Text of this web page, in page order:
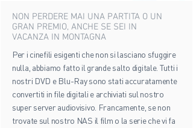
NON PERDERE MAI UNA PARTITA O UN
GRAN PREMIO, ANCHE SE SEI IN
VACANZA IN MONTAGNA
Per i cinefili esigenti che non si lasciano sfuggire
nulla, abbiamo fatto il grande salto digitale. Tutti i
nostri DVD e Blu-Ray sono stati accuratamente
convertiti in file digitali e archiviati sul nostro
super server audiovisivo. Francamente, se non
trovate sul nostro NAS il film o la serie che vi fa